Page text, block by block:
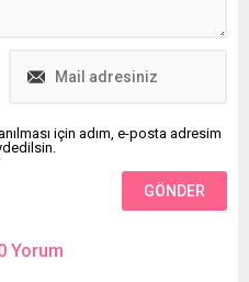
için adım, e-posta adresim
Yorum